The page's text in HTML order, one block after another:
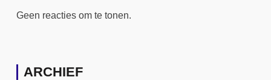
Geen reacties om te tonen.
ARCHIEF